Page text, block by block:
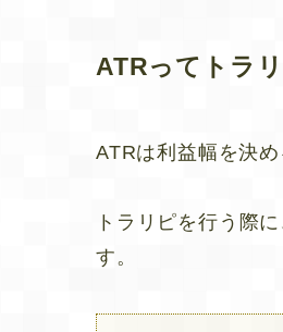
ATRってトラ
ATRは利益幅を決
トラリピを行う際
す。